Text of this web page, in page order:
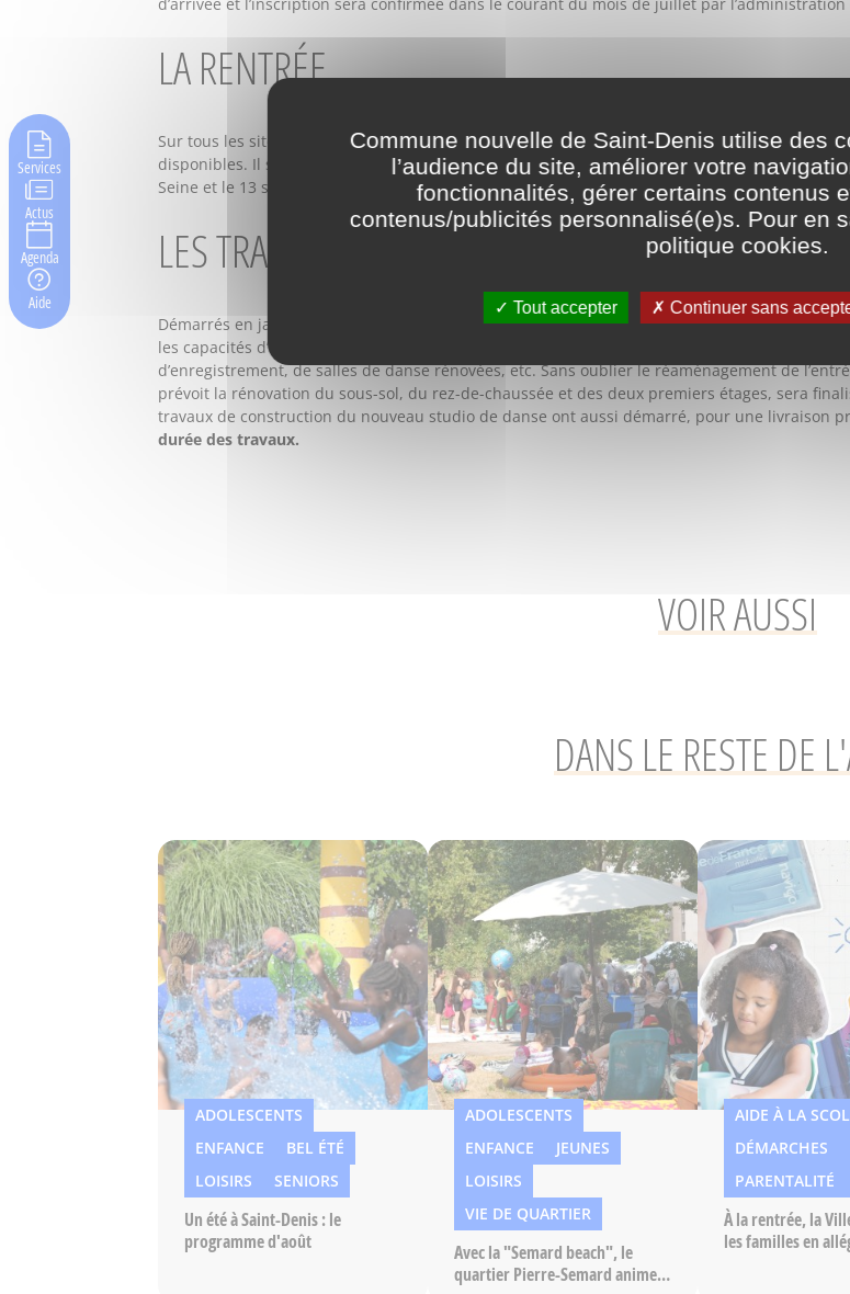
Services
Actus
Agenda
Aide
LA RENTRÉE
Sur tous les sites du conservatoire, les inscriptions seront encore possibles à la rentrée (de
disponibles. Il sera également possible de venir à la rencontre de l’équipe du conservatoire
Seine et le 13 septembre à Saint-Denis. La reprise des cours aura lieu à partir du 22
LES TRAVAUX EN COURS
Démarrés en janvier dernier, les travaux de rénovation du conservatoire de musique et de
les capacités d’accueil (de 900 à 1 500 élèves) à l’horizon 2027. Le projet prévoit aussi la
d’enregistrement, de salles de danse rénovées, etc. Sans oublier le réaménagement de
prévoit la rénovation du sous-sol, du rez-de-chaussée et des deux premiers étages, sera
travaux de construction du nouveau studio de danse ont aussi démarré, pour une livraison
durée des travaux.
VOIR AUSSI
DANS LE RESTE DE
ADOLESCENTS
ENFANCE
BEL ÉTÉ
LOISIRS
SENIORS
Un été à Saint-Denis : le
programme d'août
ADOLESCENTS
ENFANCE
JEUNES
LOISIRS
VIE DE QUARTIER
Avec la "Semard beach", le
quartier Pierre-Semard anime
AIDE À LA
DÉMARCHES
PARENTALITÉ
À la rentrée, la
les familles en
Commune nouvelle de Saint-Denis utilise des
l’audience du site, améliorer votre
fonctionnalités, gérer certains contenus
contenus/publicités personnalisé(e)s. Pour en
politique cookies
Tout accepter Continuer sans